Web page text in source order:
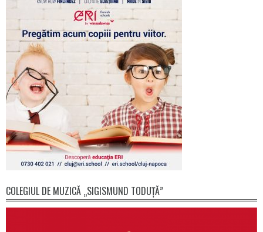
COLEGIUL DE MUZICĂ „SIGISMUND TODUȚĂ”